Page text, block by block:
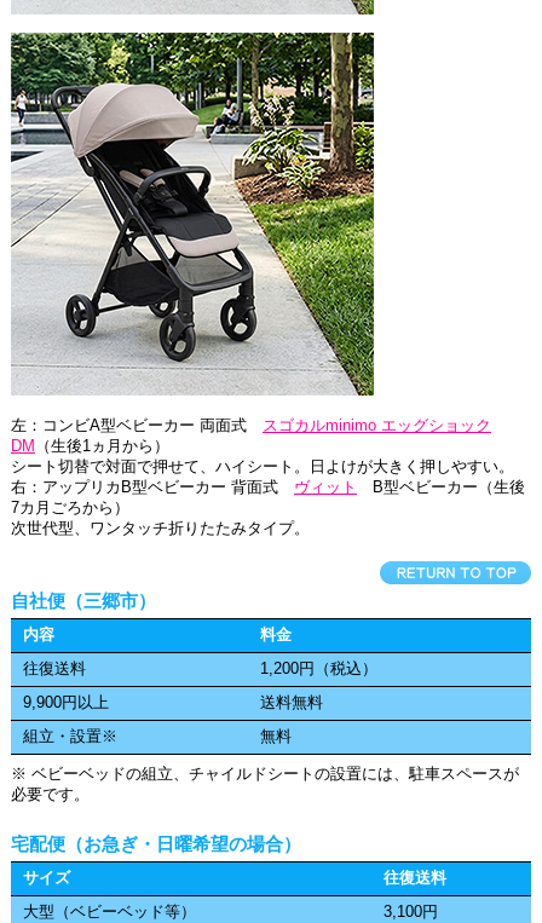
左：コンビA型ベビーカー 両面式 スゴカルminimo エッグショック
DM
（生後1ヵ月から）
シート切替で対面で押せて、ハイシート。日よけが大きく押しやすい。
右：アップリカB型ベビーカー 背面式 ヴィット
B型ベビーカー（生後
7カ月ごろから）
次世代型、ワンタッチ折りたたみタイプ。
自社便（三郷市）
内容
料金
往復送料
1,200円（税込）
9,900円以上
送料無料
組立・設置※
無料
※ ベビーベッドの組立、チャイルドシートの設置には、駐車スペースが
必要です。
宅配便（お急ぎ・日曜希望の場合）
サイズ
往復送料
大型（ベビーベッド等）
3,100円